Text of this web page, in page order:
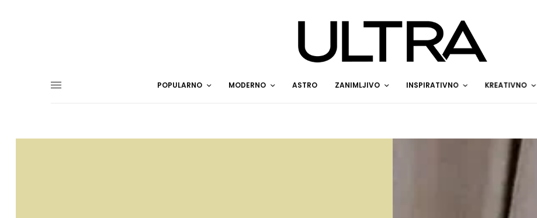
POPULARNO MODERNO ASTRO ZANIMLJIVO INSPIRATIVNO KREATIVNO